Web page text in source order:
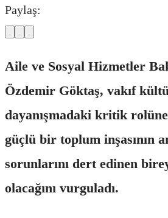
Paylaş:
Aile ve Sosyal Hizmetler
Özdemir Göktaş, vakıf
dayanışmadaki kritik
güçlü bir toplum inşasının
sorunlarını dert edinen
olacağını vurguladı.